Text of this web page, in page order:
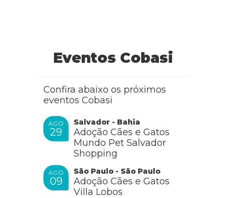
Eventos Cobasi
Confira abaixo os próximos
eventos Cobasi
AGO
29
Salvador - Bahia
Adoção Cães e Gatos
Mundo Pet Salvador
Shopping
AGO
09
São Paulo - São Paulo
Adoção Cães e Gatos
Villa Lobos